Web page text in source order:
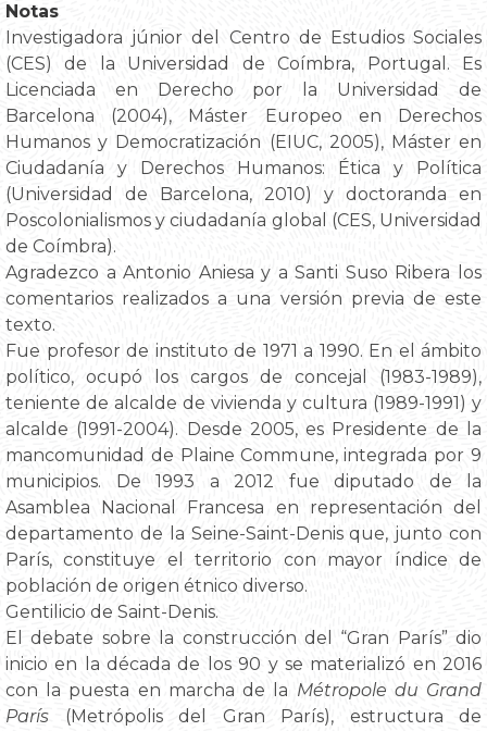
Notas
Investigadora júnior del Centro de Estudios Sociales
(CES) de la Universidad de Coímbra, Portugal. Es
Licenciada en Derecho por la Universidad de
Barcelona (2004), Máster Europeo en Derechos
Humanos y Democratización (EIUC, 2005), Máster en
Ciudadanía y Derechos Humanos: Ética y Política
(Universidad de Barcelona, 2010) y doctoranda en
Poscolonialismos y ciudadanía global (CES, Universidad
de Coímbra).
Agradezco a Antonio Aniesa y a Santi Suso Ribera los
comentarios realizados a una versión previa de este
texto.
Fue profesor de instituto de 1971 a 1990. En el ámbito
político, ocupó los cargos de concejal (1983-1989),
teniente de alcalde de vivienda y cultura (1989-1991) y
alcalde (1991-2004). Desde 2005, es Presidente de la
mancomunidad de Plaine Commune, integrada por 9
municipios. De 1993 a 2012 fue diputado de la
Asamblea Nacional Francesa en representación del
departamento de la Seine-Saint-Denis que, junto con
París, constituye el territorio con mayor índice de
población de origen étnico diverso.
Gentilicio de Saint-Denis.
El debate sobre la construcción del “Gran París” dio
inicio en la década de los 90 y se materializó en 2016
con la puesta en marcha de la Métropole du Grand
París (Metrópolis del Gran París), estructura de